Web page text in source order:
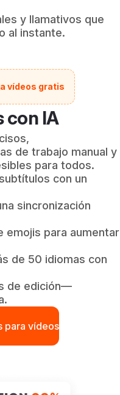
y llamativos que
al instante.
vídeos gratis
con IA
de trabajo manual y
para todos.
con un
sincronización
emojis para aumentar
de 50 idiomas con
de edición—
para vídeos